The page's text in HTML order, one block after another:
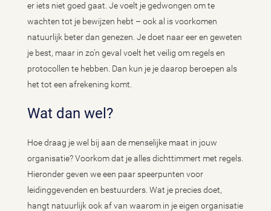
er iets niet goed gaat. Je voelt je gedwongen om te
wachten tot je bewijzen hebt – ook al is voorkomen
natuurlijk beter dan genezen. Je doet naar eer en geweten
je best, maar in zo’n geval voelt het veilig om regels en
protocollen te hebben. Dan kun je je daarop beroepen als
het tot een afrekening komt.
Wat dan wel?
Hoe draag je wel bij aan de menselijke maat in jouw
organisatie? Voorkom dat je alles dichttimmert met regels.
Hieronder geven we een paar speerpunten voor
leidinggevenden en bestuurders. Wat je precies doet,
hangt natuurlijk ook af van waarom in je eigen organisatie